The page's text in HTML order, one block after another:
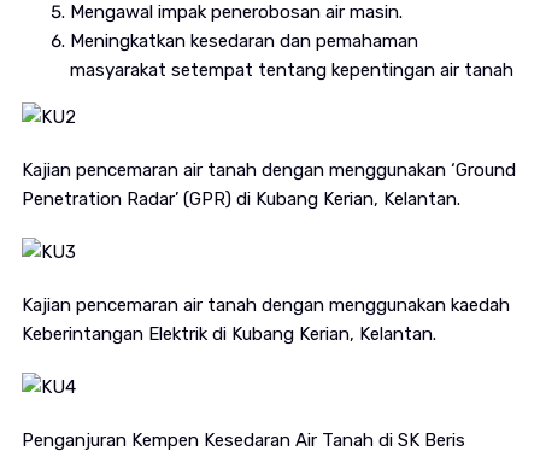
Mengawal impak penerobosan air masin.
Meningkatkan kesedaran dan pemahaman
masyarakat setempat tentang kepentingan air tanah
Kajian pencemaran air tanah dengan menggunakan ‘Ground
Penetration Radar’ (GPR) di Kubang Kerian, Kelantan.
Kajian pencemaran air tanah dengan menggunakan kaedah
Keberintangan Elektrik di Kubang Kerian, Kelantan.
Penganjuran Kempen Kesedaran Air Tanah di SK Beris